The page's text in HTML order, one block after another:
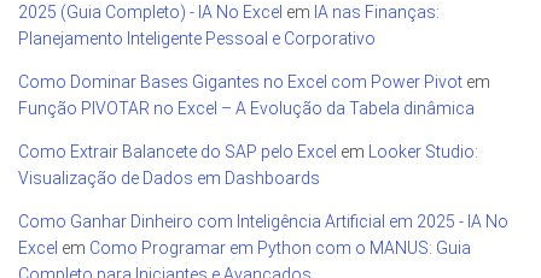
2025 (Guia Completo) - IA No Excel em IA nas Finanças:
Planejamento Inteligente Pessoal e Corporativo
Como Dominar Bases Gigantes no Excel com Power Pivot em
Função PIVOTAR no Excel – A Evolução da Tabela dinâmica
Como Extrair Balancete do SAP pelo Excel em
Looker Studio:
Visualização de Dados em Dashboards
Como Ganhar Dinheiro com Inteligência Artificial em 2025 - IA No
Excel em Como Programar em Python com o MANUS: Guia